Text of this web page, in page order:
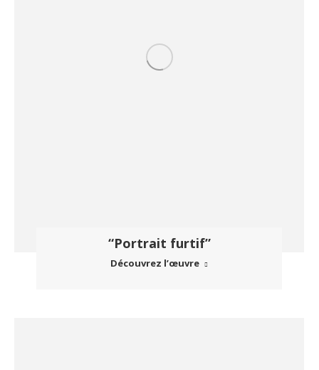
“Portrait furtif”
Découvrez l’œuvre